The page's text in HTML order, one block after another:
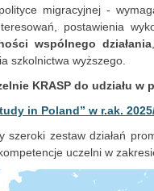
migracyjnej -
postawienia
wspólnego działania
szkolnictwa wyższego.
KRASP do udziału w
in Poland” w r.ak.
szeroki zestaw działań
uczelni w